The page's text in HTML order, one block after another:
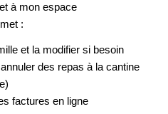
et à mon espace
:
et la modifier si besoin
des repas à la cantine
factures en ligne